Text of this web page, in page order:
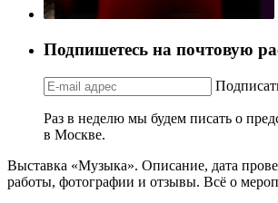
Подпишетесь на почтовую
Раз в неделю мы будем писать о
в Москве.
Выставка «Музыка». Описание, дата
работы, фотографии и отзывы. Всё о